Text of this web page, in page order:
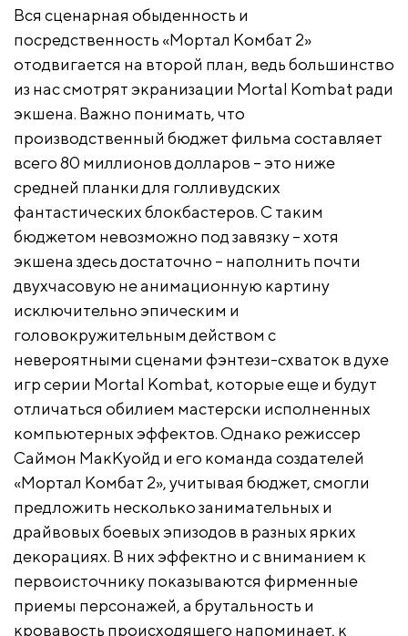
Вся сценарная обыденность и
посредственность «Мортал Комбат 2»
отодвигается на второй план, ведь большинство
из нас смотрят экранизации Mortal Kombat ради
экшена. Важно понимать, что
производственный бюджет фильма составляет
всего 80 миллионов долларов – это ниже
средней планки для голливудских
фантастических блокбастеров. С таким
бюджетом невозможно под завязку – хотя
экшена здесь достаточно – наполнить почти
двухчасовую не анимационную картину
исключительно эпическим и
головокружительным действом с
невероятными сценами фэнтези-схваток в духе
игр серии Mortal Kombat, которые еще и будут
отличаться обилием мастерски исполненных
компьютерных эффектов. Однако режиссер
Саймон МакКуойд и его команда создателей
«Мортал Комбат 2», учитывая бюджет, смогли
предложить несколько занимательных и
драйвовых боевых эпизодов в разных ярких
декорациях. В них эффектно и с вниманием к
первоисточнику показываются фирменные
приемы персонажей, а брутальность и
кровавость происходящего напоминает, к